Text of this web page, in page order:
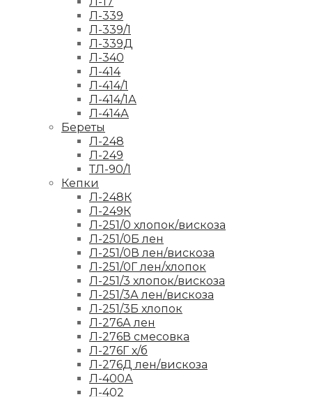
Л-339
Л-339/1
Л-339Д
Л-340
Л-414
Л-414/1
Л-414/1А
Л-414А
Береты
Л-248
Л-249
ТЛ-90/1
Кепки
Л-248К
Л-249К
Л-251/0 хлопок/вискоза
Л-251/0Б лен
Л-251/0В лен/вискоза
Л-251/0Г лен/хлопок
Л-251/3 хлопок/вискоза
Л-251/3А лен/вискоза
Л-251/3Б хлопок
Л-276А лен
Л-276В смесовка
Л-276Г х/б
Л-276Д лен/вискоза
Л-400А
Л-402